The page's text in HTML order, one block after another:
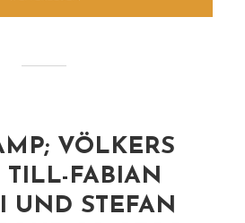
VÖLKERS
TILL-FABIAN
UND STEFAN